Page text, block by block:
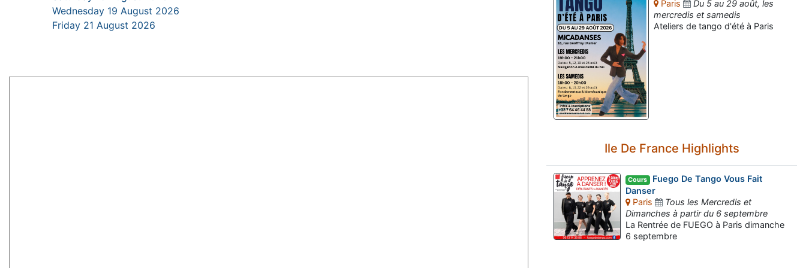
Wednesday 19 August 2026
Friday 21 August 2026
Paris
Du 5 au 29 août, les
mercredis et samedis
Ateliers de tango d'été à Paris
Ile De France Highlights
Cours Fuego De Tango Vous Fait
Danser
Paris
Tous les Mercredis et
Dimanches à partir du 6 septembre
La Rentrée de FUEGO à Paris dimanche
6 septembre